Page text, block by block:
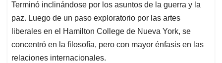
Terminó inclinándose por los asuntos de la guerra y la
paz. Luego de un paso exploratorio por las artes
liberales en el Hamilton College de Nueva York, se
concentró en la filosofía, pero con mayor énfasis en las
relaciones internacionales.